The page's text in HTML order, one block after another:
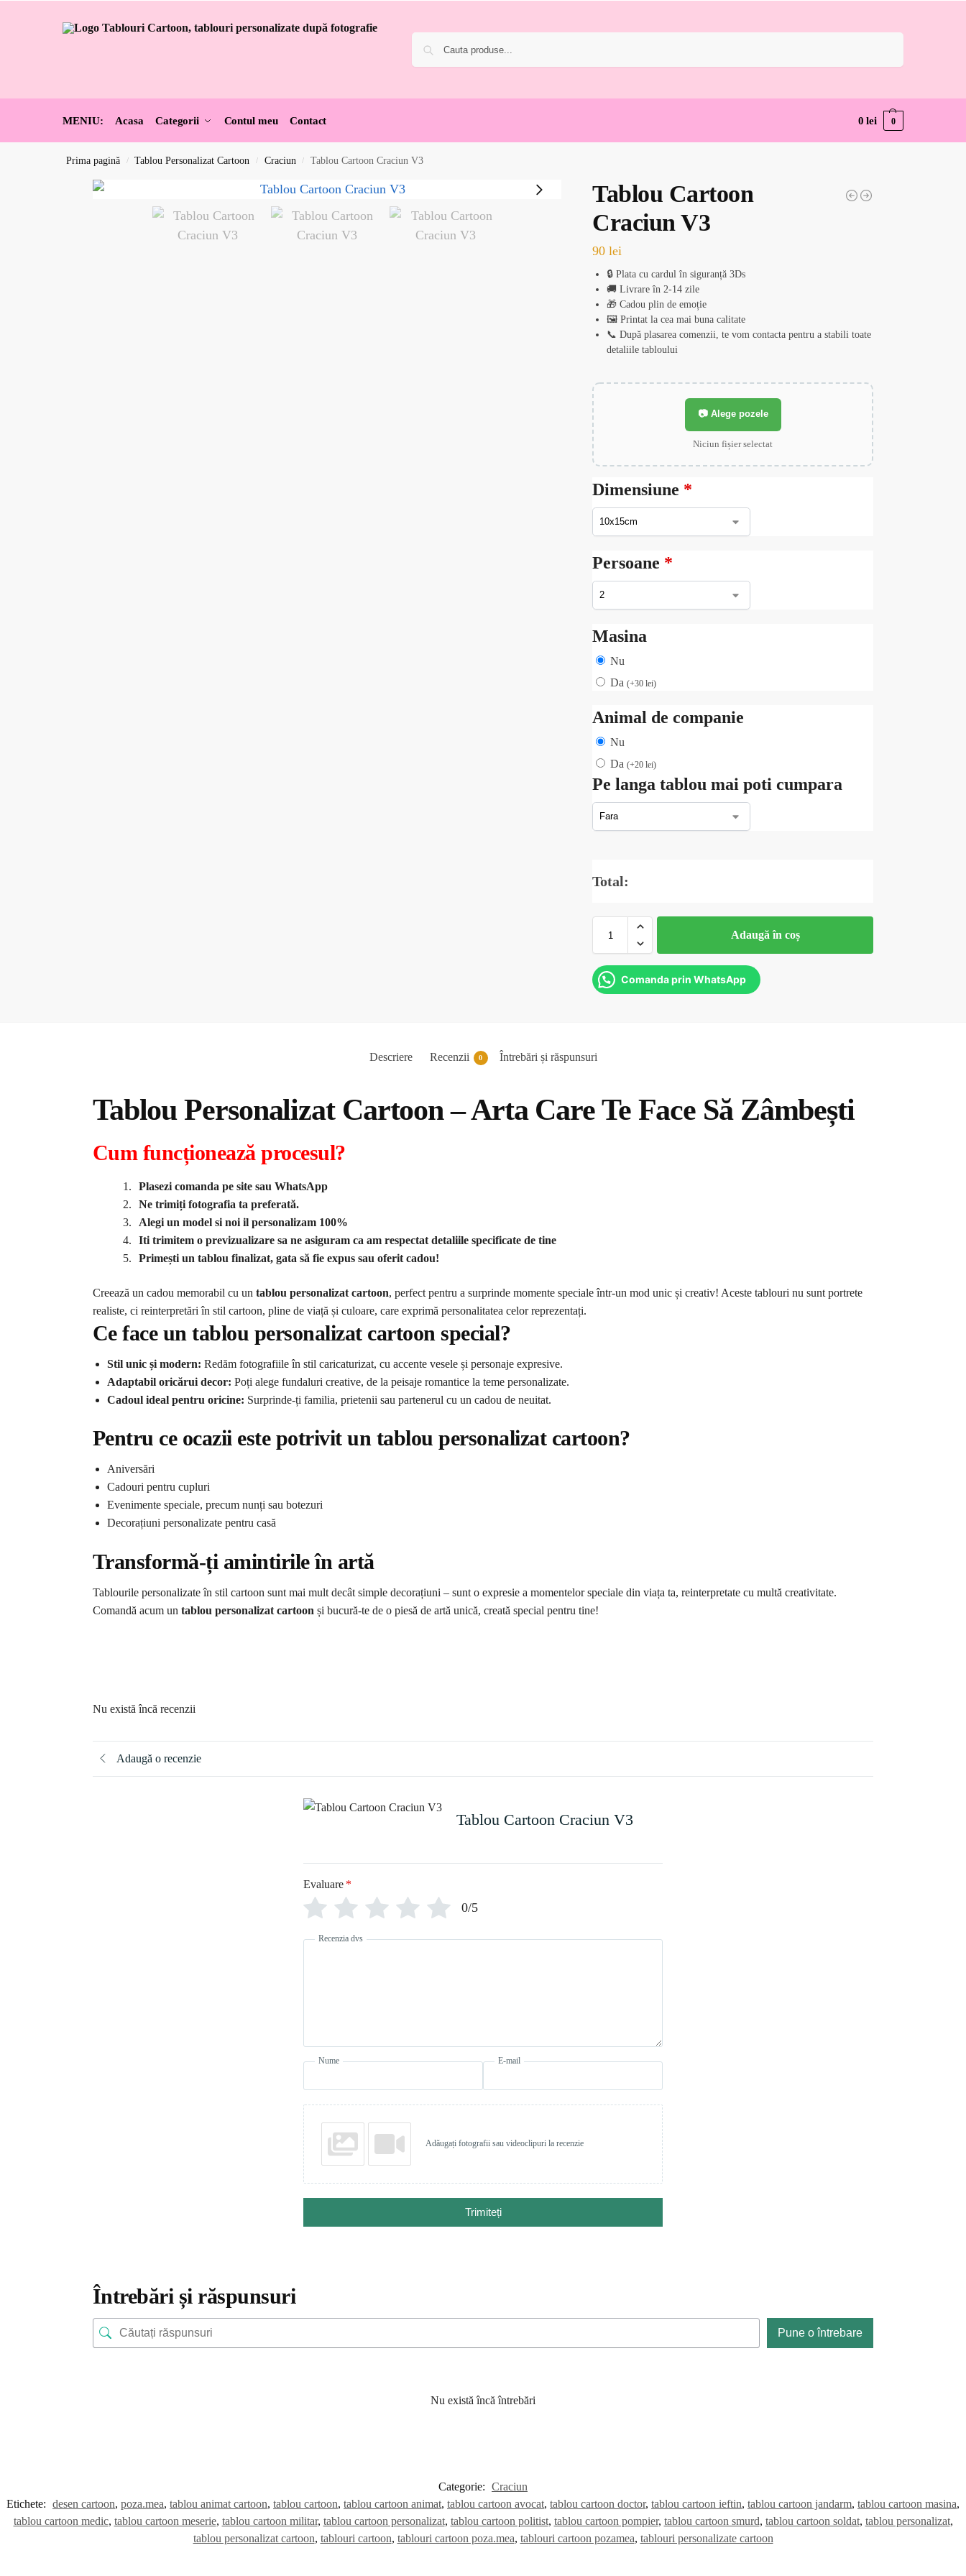
MENIU: Acasa Categorii Contul meu Contact 0lei 0
Prima pagină / Tablou Personalizat Cartoon / Craciun / Tablou Cartoon Craciun V3
Tablou Cartoon
Craciun V3
90lei
🔒 Plata cu cardul în siguranță 3Ds
🚚 Livrare în 2-14 zile
🎁 Cadou plin de emoție
🖼️ Printat la cea mai buna calitate
📞 După plasarea comenzii, te vom contacta pentru a stabili toate
detaliile tabloului
📷 Alege pozele
Niciun fișier selectat
Dimensiune *
Persoane *
Masina
Nu
Da(+30lei)
Animal de companie
Nu
Da(+20lei)
Pe langa tablou mai poti cumpara
Total:
Adaugă în coș
Comanda prin WhatsApp
Descriere Recenzii 0 Întrebări și răspunsuri
Tablou Personalizat Cartoon – Arta Care Te Face Să Zâmbești
Cum funcționează procesul?
Plasezi comanda pe site sau WhatsApp
Ne trimiți fotografia ta preferată.
Alegi un model si noi il personalizam 100%
Iti trimitem o previzualizare sa ne asiguram ca am respectat detaliile specificate de tine
Primești un tablou finalizat, gata să fie expus sau oferit cadou!
Creează un cadou memorabil cu un tablou personalizat cartoon, perfect pentru a surprinde momente speciale într-un mod unic și creativ! Aceste tablouri nu sunt portrete
realiste, ci reinterpretări în stil cartoon, pline de viață și culoare, care exprimă personalitatea celor reprezentați.
Ce face un tablou personalizat cartoon special?
Stil unic și modern: Redăm fotografiile în stil caricaturizat, cu accente vesele și personaje expresive.
Adaptabil oricărui decor: Poți alege fundaluri creative, de la peisaje romantice la teme personalizate.
Cadoul ideal pentru oricine: Surprinde-ți familia, prietenii sau partenerul cu un cadou de neuitat.
Pentru ce ocazii este potrivit un tablou personalizat cartoon?
Aniversări
Cadouri pentru cupluri
Evenimente speciale, precum nunți sau botezuri
Decorațiuni personalizate pentru casă
Transformă-ți amintirile în artă
Tablourile personalizate în stil cartoon sunt mai mult decât simple decorațiuni – sunt o expresie a momentelor speciale din viața ta, reinterpretate cu multă creativitate.
Comandă acum un tablou personalizat cartoon și bucură-te de o piesă de artă unică, creată special pentru tine!
Nu există încă recenzii
Adaugă o recenzie
Tablou Cartoon Craciun V3
Evaluare *
0/5
Recenzia dvs
Nume E-mail
Adăugați fotografii sau videoclipuri la recenzie
Trimiteți
Întrebări și răspunsuri
Pune o întrebare
Nu există încă întrebări
Categorie: Craciun
Etichete: desen cartoon, poza.mea, tablou animat cartoon, tablou cartoon, tablou cartoon animat, tablou cartoon avocat, tablou cartoon doctor, tablou cartoon ieftin, tablou cartoon jandarm, tablou cartoon masina,
tablou cartoon medic, tablou cartoon meserie, tablou cartoon militar, tablou cartoon personalizat, tablou cartoon politist, tablou cartoon pompier, tablou cartoon smurd, tablou cartoon soldat, tablou personalizat,
tablou personalizat cartoon, tablouri cartoon, tablouri cartoon poza.mea, tablouri cartoon pozamea, tablouri personalizate cartoon